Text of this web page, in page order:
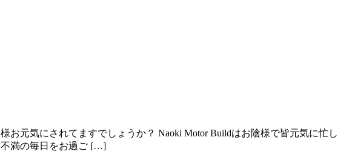
元気にされてますでしょうか？ Naoki Motor Buildはお陰様で皆元気に忙し
不満の毎日をお過ご […]